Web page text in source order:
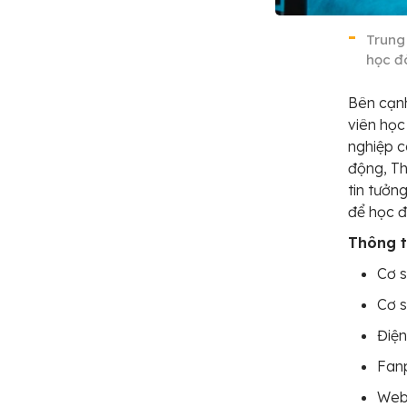
học
Bên
viên
nghiệp
động,
tin
để học
Thông
Cơ
Cơ